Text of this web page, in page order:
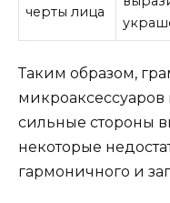
черты лица
Таким образом,
микроаксессуаров
сильные стороны
некоторые
гармоничного и